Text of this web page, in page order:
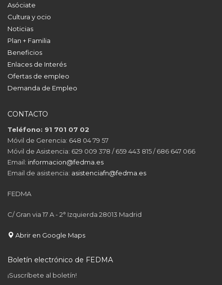
Asóciate
Cultura y ocio
Noticias
Plan + Familia
Beneficios
Enlaces de Interés
Ofertas de empleo
Demanda de Empleo
CONTACTO
Teléfono: 91 701 07 02
Móvil de Gerencia: 648 04 79 57
Móvil de Asistencia: 629 009 378 / 659 443 815 / 686 647 066
Email: informacion@fedma.es
Email de asistencia: asistenciafn@fedma.es
FEDMA
C/ Gran via 17 A - 2° Izquierda 28013 Madrid
Abrir en Google Maps
Boletín electrónico de FEDMA
¡Suscríbete al boletín!